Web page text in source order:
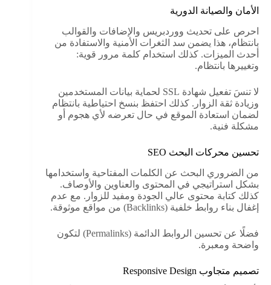
الأمان والصيانة الدورية
احرص على تحديث ووردبريس والإضافات والقوالب
بانتظام، هذا يضمن سد الثغرات الأمنية والاستفادة من
أحدث الميزات. كذلك استخدام كلمة مرور قوية:
وتغييرها بانتظام.
لا تنسَ تفعيل شهادة SSL لحماية بيانات المستخدمين
وزيادة ثقة الزوار. كذلك احتفظ بنسخ احتياطية بانتظام
لضمان استعادة الموقع في حال تعرضه لأي هجوم أو
مشكلة فنية.
تحسين محركات البحث SEO
من الضروري البحث عن الكلمات المفتاحية واستخدامها
بشكل استراتيجي في المحتوى والعناوين والأوصاف.
كذلك كتابة محتوى عالي الجودة ومفيد للزوار. مع عدم
إغفال بناء روابط خلفية (Backlinks) من مواقع موثوقة.
فضلًا عن تحسين الروابط الدائمة (Permalinks) لتكون
واضحة ومعبرة.
تصميم متجاوب Responsive Design